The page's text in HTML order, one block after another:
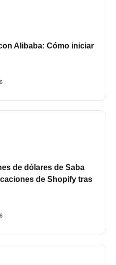
Alibaba: Cómo iniciar
de dólares de Saba
de Shopify tras